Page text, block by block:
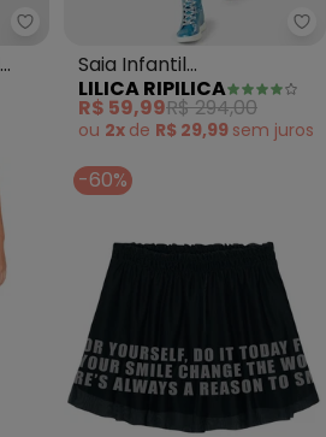
Turminha - Saia Moletom
Saia Infantil
Menina(Branco)
LILICA RIPILICA
R$ 59,99R$ 294,00
ou 2x de R$ 29,99 sem juros
-60%